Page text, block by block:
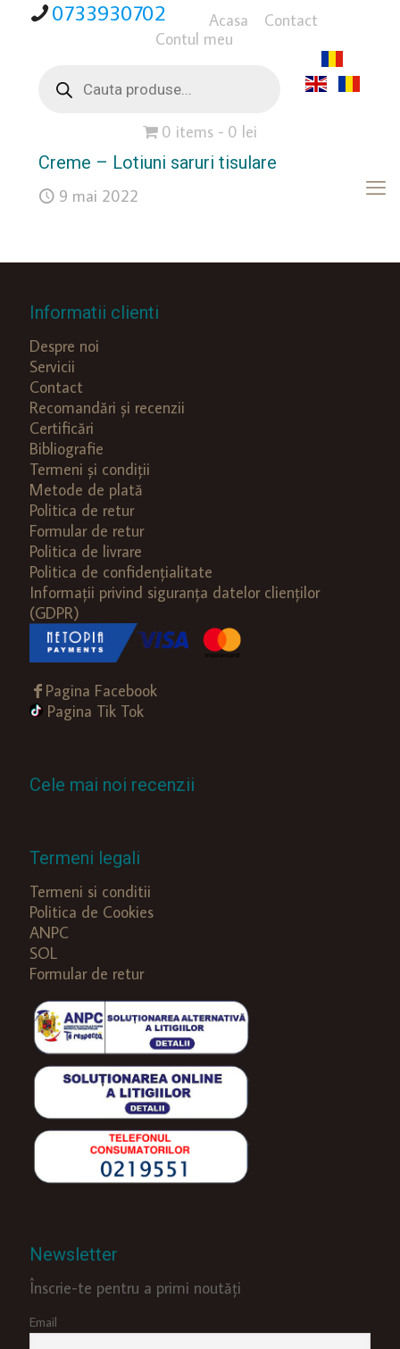
0733930702 Acasa
Contact
Contul meu
search
0 items 0 lei
Creme – Lotiuni saruri tisulare
9 mai 2022
Informatii clienti
Despre noi
Servicii
Contact
Recomandări și recenzii
Certificări
Bibliografie
Termeni și condiții
Metode de plată
Politica de retur
Formular de retur
Politica de livrare
Politica de confidențialitate
Informații privind siguranța datelor clienților
(GDPR)
Pagina Facebook
Pagina Tik Tok
Cele mai noi recenzii
Termeni legali
Termeni si conditii
Politica de Cookies
ANPC
SOL
Formular de retur
Newsletter
Înscrie-te pentru a primi noutăți
Email